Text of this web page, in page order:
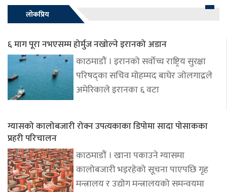
लोकप्रिय
६ माग पूरा नभएसम्म होर्मुज नखोल्ने इरानको अडान
काठमाडौं । इरानको सर्वोच्च राष्ट्रिय सुरक्षा
परिषद्का सचिव मोहम्मद बाघेर जोलगाद्रले
अमेरिकाले इरानका ६ वटा
ग्यासको कालोबजारी रोक्न उपत्यकाका डिपोमा सादा पोसाकका
प्रहरी परिचालन
काठमाडौं । खाना पकाउने ग्यासमा
कालोबजारी भइरहेको सूचना पाएपछि गृह
मन्त्रालय र उद्योग मन्त्रालयको समन्वयमा